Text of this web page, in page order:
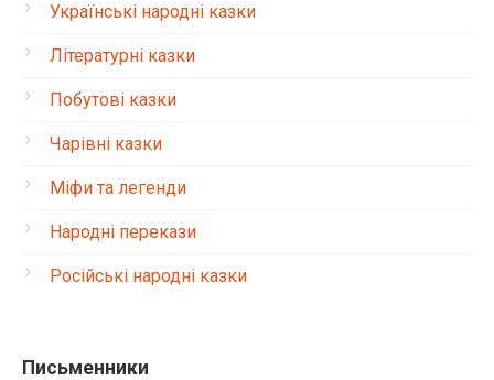
Українські народні казки
Літературні казки
Побутові казки
Чарівні казки
Міфи та легенди
Народні перекази
Російські народні казки
Письменники